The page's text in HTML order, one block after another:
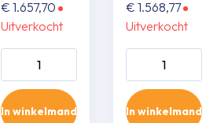
€ 1.657,70
Uitverkocht
WFT/SRC 50 ZT-
W 5,0 kW inclusief
In winkelmand
€ 1.568,77
Uitverkocht
WF/SRC 50
5,0 kW
In winkelmand